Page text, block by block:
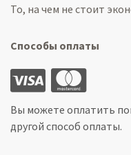
То, на чем не стоит
Способы оплаты
Вы можете оплатить
другой способ оплаты.